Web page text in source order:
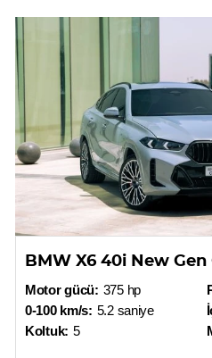
BMW X6 40i New Gen
Motor gücü: 375 hp
0-100 km/s: 5.2 saniye
Koltuk: 5